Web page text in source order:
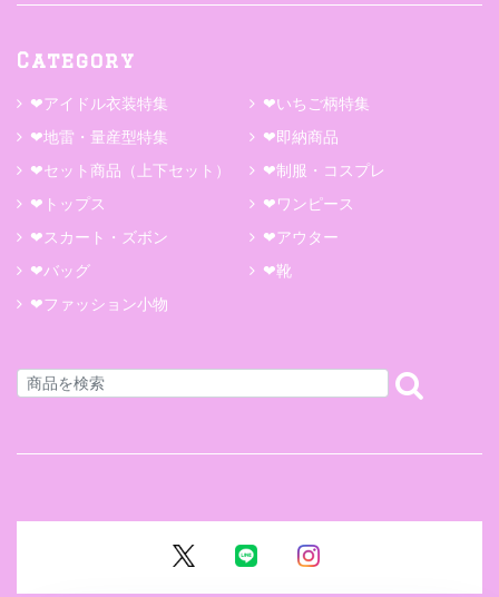
Category
❤アイドル衣装特集
❤いちご柄特集
❤地雷・量産型特集
❤即納商品
❤セット商品（上下セット）
❤制服・コスプレ
❤トップス
❤ワンピース
❤スカート・ズボン
❤アウター
❤バッグ
❤靴
❤ファッション小物